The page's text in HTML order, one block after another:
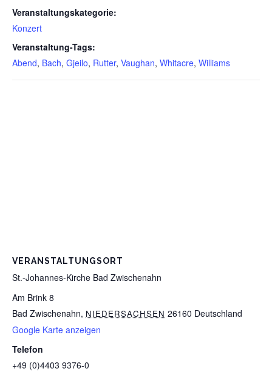
Veranstaltungskategorie:
Konzert
Veranstaltung-Tags:
Abend, Bach, Gjeilo, Rutter, Vaughan, Whitacre, Williams
VERANSTALTUNGSORT
St.-Johannes-Kirche Bad Zwischenahn
Am Brink 8
Bad Zwischenahn, NIEDERSACHSEN 26160 Deutschland
Google Karte anzeigen
Telefon
+49 (0)4403 9376-0